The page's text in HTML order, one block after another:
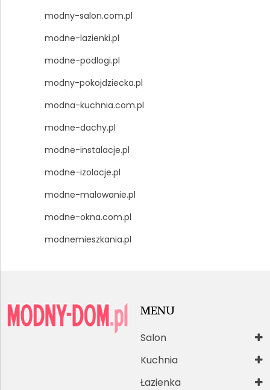
modny-salon.com.pl
modne-lazienki.pl
modne-podlogi.pl
modny-pokojdziecka.pl
modna-kuchnia.com.pl
modne-dachy.pl
modne-instalacje.pl
modne-izolacje.pl
modne-malowanie.pl
modne-okna.com.pl
modnemieszkania.pl
MENU
Salon
Kuchnia
Łazienka